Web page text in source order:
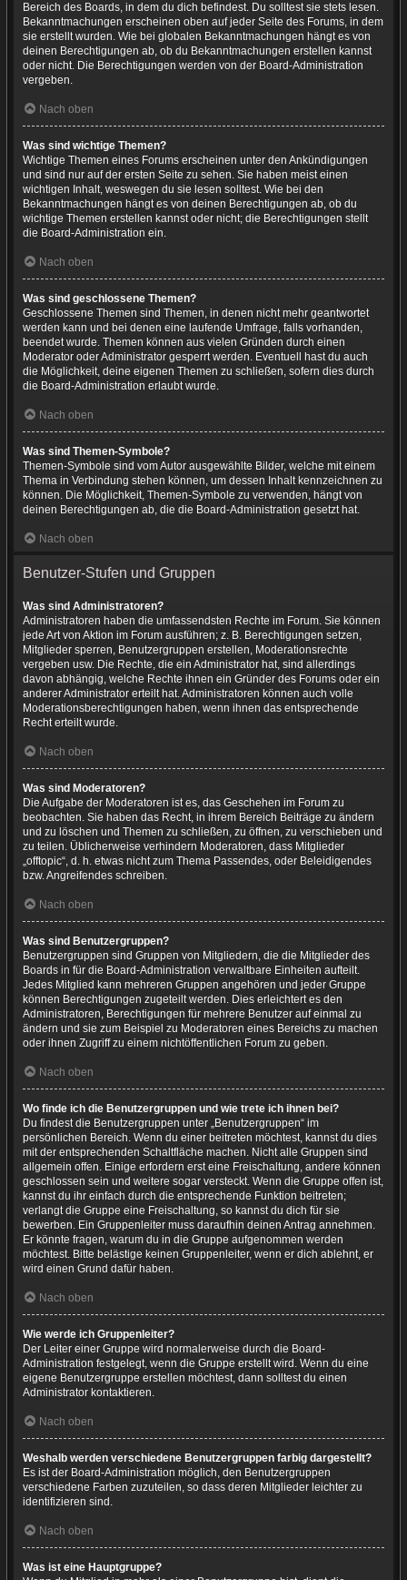
Bereich des Boards, in dem du dich befindest. Du solltest sie stets lesen.
Bekanntmachungen erscheinen oben auf jeder Seite des Forums, in dem
sie erstellt wurden. Wie bei globalen Bekanntmachungen hängt es von
deinen Berechtigungen ab, ob du Bekanntmachungen erstellen kannst
oder nicht. Die Berechtigungen werden von der Board-Administration
vergeben.
Nach oben
Was sind wichtige Themen?
Wichtige Themen eines Forums erscheinen unter den Ankündigungen
und sind nur auf der ersten Seite zu sehen. Sie haben meist einen
wichtigen Inhalt, weswegen du sie lesen solltest. Wie bei den
Bekanntmachungen hängt es von deinen Berechtigungen ab, ob du
wichtige Themen erstellen kannst oder nicht; die Berechtigungen stellt
die Board-Administration ein.
Nach oben
Was sind geschlossene Themen?
Geschlossene Themen sind Themen, in denen nicht mehr geantwortet
werden kann und bei denen eine laufende Umfrage, falls vorhanden,
beendet wurde. Themen können aus vielen Gründen durch einen
Moderator oder Administrator gesperrt werden. Eventuell hast du auch
die Möglichkeit, deine eigenen Themen zu schließen, sofern dies durch
die Board-Administration erlaubt wurde.
Nach oben
Was sind Themen-Symbole?
Themen-Symbole sind vom Autor ausgewählte Bilder, welche mit einem
Thema in Verbindung stehen können, um dessen Inhalt kennzeichnen zu
können. Die Möglichkeit, Themen-Symbole zu verwenden, hängt von
deinen Berechtigungen ab, die die Board-Administration gesetzt hat.
Nach oben
Benutzer-Stufen und Gruppen
Was sind Administratoren?
Administratoren haben die umfassendsten Rechte im Forum. Sie können
jede Art von Aktion im Forum ausführen; z. B. Berechtigungen setzen,
Mitglieder sperren, Benutzergruppen erstellen, Moderationsrechte
vergeben usw. Die Rechte, die ein Administrator hat, sind allerdings
davon abhängig, welche Rechte ihnen ein Gründer des Forums oder ein
anderer Administrator erteilt hat. Administratoren können auch volle
Moderationsberechtigungen haben, wenn ihnen das entsprechende
Recht erteilt wurde.
Nach oben
Was sind Moderatoren?
Die Aufgabe der Moderatoren ist es, das Geschehen im Forum zu
beobachten. Sie haben das Recht, in ihrem Bereich Beiträge zu ändern
und zu löschen und Themen zu schließen, zu öffnen, zu verschieben und
zu teilen. Üblicherweise verhindern Moderatoren, dass Mitglieder
„offtopic“, d. h. etwas nicht zum Thema Passendes, oder Beleidigendes
bzw. Angreifendes schreiben.
Nach oben
Was sind Benutzergruppen?
Benutzergruppen sind Gruppen von Mitgliedern, die die Mitglieder des
Boards in für die Board-Administration verwaltbare Einheiten aufteilt.
Jedes Mitglied kann mehreren Gruppen angehören und jeder Gruppe
können Berechtigungen zugeteilt werden. Dies erleichtert es den
Administratoren, Berechtigungen für mehrere Benutzer auf einmal zu
ändern und sie zum Beispiel zu Moderatoren eines Bereichs zu machen
oder ihnen Zugriff zu einem nichtöffentlichen Forum zu geben.
Nach oben
Wo finde ich die Benutzergruppen und wie trete ich ihnen bei?
Du findest die Benutzergruppen unter „Benutzergruppen“ im
persönlichen Bereich. Wenn du einer beitreten möchtest, kannst du dies
mit der entsprechenden Schaltfläche machen. Nicht alle Gruppen sind
allgemein offen. Einige erfordern erst eine Freischaltung, andere können
geschlossen sein und weitere sogar versteckt. Wenn die Gruppe offen ist,
kannst du ihr einfach durch die entsprechende Funktion beitreten;
verlangt die Gruppe eine Freischaltung, so kannst du dich für sie
bewerben. Ein Gruppenleiter muss daraufhin deinen Antrag annehmen.
Er könnte fragen, warum du in die Gruppe aufgenommen werden
möchtest. Bitte belästige keinen Gruppenleiter, wenn er dich ablehnt, er
wird einen Grund dafür haben.
Nach oben
Wie werde ich Gruppenleiter?
Der Leiter einer Gruppe wird normalerweise durch die Board-
Administration festgelegt, wenn die Gruppe erstellt wird. Wenn du eine
eigene Benutzergruppe erstellen möchtest, dann solltest du einen
Administrator kontaktieren.
Nach oben
Weshalb werden verschiedene Benutzergruppen farbig dargestellt?
Es ist der Board-Administration möglich, den Benutzergruppen
verschiedene Farben zuzuteilen, so dass deren Mitglieder leichter zu
identifizieren sind.
Nach oben
Was ist eine Hauptgruppe?